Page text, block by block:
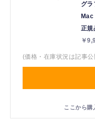
グ
正規
￥
(価格・在庫状況は記事